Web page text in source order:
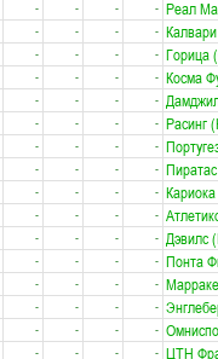
- - - - Реал
- - - -
- - - - Горица
- - - - Косма
- - - -
- - - - Расинг
- - - -
- - - -
- - - -
- - - -
- - - - Дэвилс
- - - - Понта
- - - -
- - - -
- - - -
- - - - ЦТН